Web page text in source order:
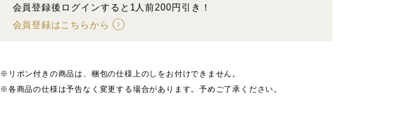
会員登録後ログインすると1人前200円引き！
会員登録はこちらから
※リボン付きの商品は、梱包の仕様上のしをお付けできません。
※各商品の仕様は予告なく変更する場合があります。予めご了承ください。